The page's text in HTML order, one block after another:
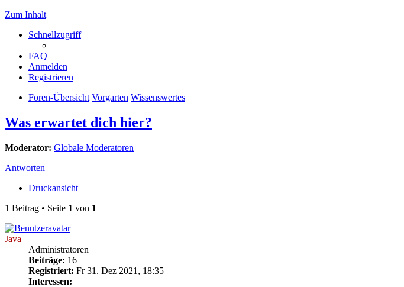
Zum Inhalt
Schnellzugriff
FAQ
Anmelden
Registrieren
Foren-Übersicht Vorgarten Wissenswertes
Was erwartet dich hier?
Moderator: Globale Moderatoren
Antworten
Druckansicht
1 Beitrag • Seite 1 von 1
Java
Administratoren
Beiträge: 16
Registriert: Fr 31. Dez 2021, 18:35
Interessen: